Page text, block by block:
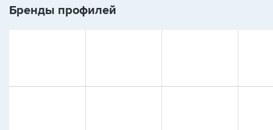
Бренды профилей